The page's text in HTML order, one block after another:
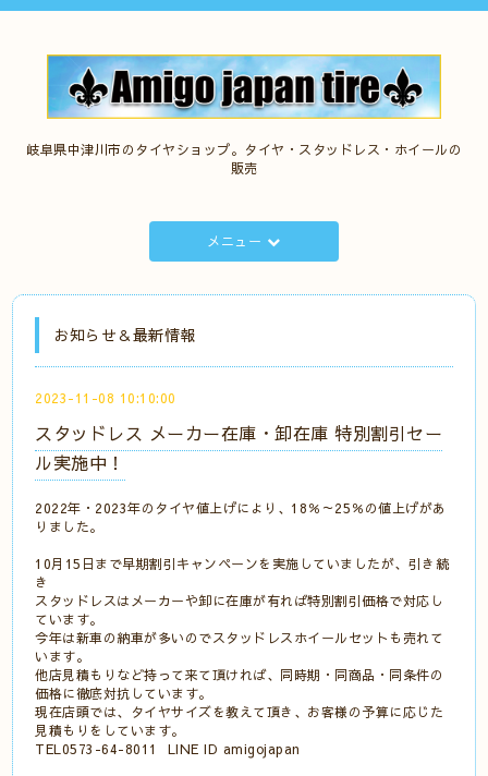
岐阜県中津川市のタイヤショップ。タイヤ・スタッドレス・ホイールの
販売
メニュー
お知らせ＆最新情報
2023-11-08 10:10:00
スタッドレス メーカー在庫・卸在庫 特別割引セー
ル実施中！
2022年・2023年のタイヤ値上げにより、18％～25％の値上げがあ
りました。
10月15日まで早期割引キャンペーンを実施していましたが、引き続
き
スタッドレスはメーカーや卸に在庫が有れば特別割引価格で対応し
ています。
今年は新車の納車が多いのでスタッドレスホイールセットも売れて
います。
他店見積もりなど持って来て頂ければ、同時期・同商品・同条件の
価格に徹底対抗しています。
現在店頭では、タイヤサイズを教えて頂き、お客様の予算に応じた
見積もりをしています。
TEL0573-64-8011 LINE ID amigojapan